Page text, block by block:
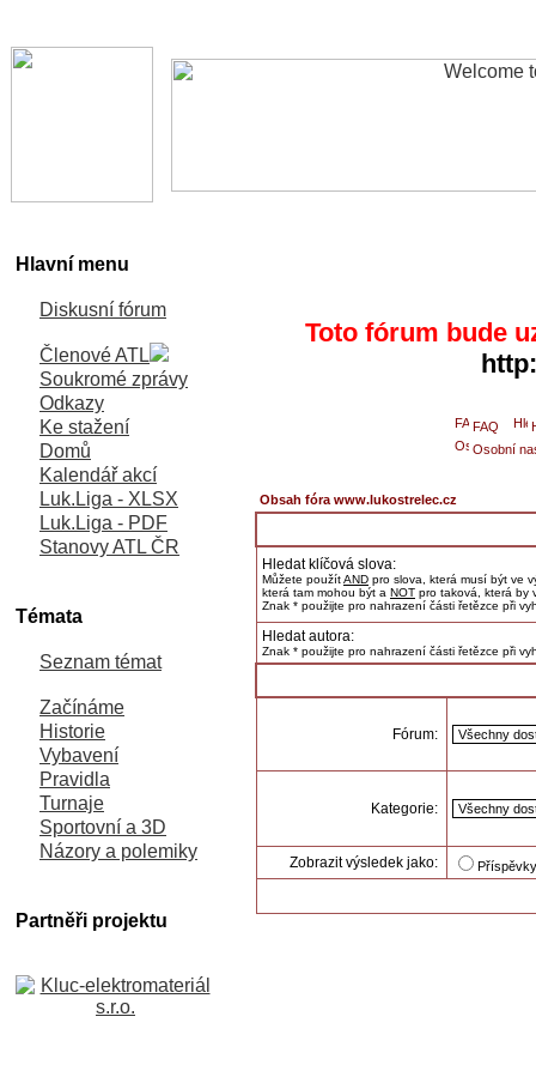
Hlavní menu
Diskusní fórum
Členové ATL
Soukromé zprávy
Odkazy
Ke stažení
Domů
Kalendář akcí
Luk.Liga - XLSX
Luk.Liga - PDF
Stanovy ATL ČR
Témata
Seznam témat
Začínáme
Historie
Vybavení
Pravidla
Turnaje
Sportovní a 3D
Názory a polemiky
Partněři projektu
Toto fórum bude
FAQ
Osobní
Obsah fóra www.lukostrelec.cz
Hledat klíčová slova:
Můžete použítAND pro slova, která musí být ve
která tam mohou být a NOT pro taková, která by
Znak * použijte pro nahrazení části řetězce při
Hledat autora:
Znak * použijte pro nahrazení části řetězce při
Fórum:
Kategorie:
Zobrazit výsledek jako: Příspěvky